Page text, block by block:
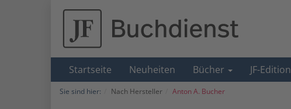
Startseite Neuheiten Bücher JF-Edition
Sie sind hier: Nach Hersteller Anton A. Bucher